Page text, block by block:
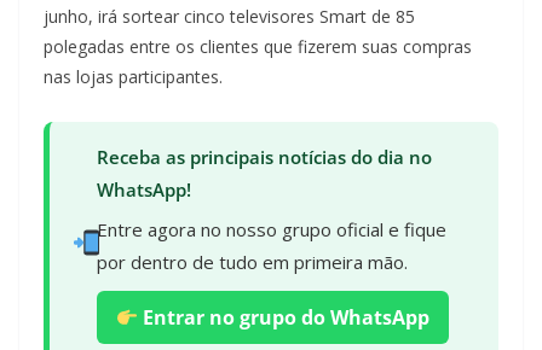
junho, irá sortear cinco televisores Smart de 85
polegadas entre os clientes que fizerem suas compras
nas lojas participantes.
Receba as principais notícias do dia no
WhatsApp!
Entre agora no nosso grupo oficial e fique
por dentro de tudo em primeira mão.
Entrar no grupo do WhatsApp